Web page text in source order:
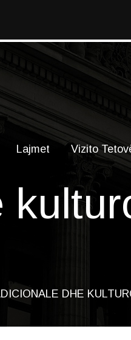
Lajmet Vizito
DHE